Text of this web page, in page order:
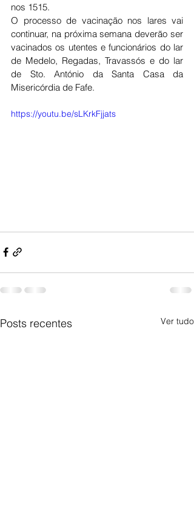
nos 1515.
O processo de vacinação nos lares vai
continuar, na próxima semana deverão ser
vacinados os utentes e funcionários do lar
de Medelo, Regadas, Travassós e do lar
de Sto. António da Santa Casa da
Misericórdia de Fafe.
https://youtu.be/sLKrkFjjats
Posts recentes Ver tudo